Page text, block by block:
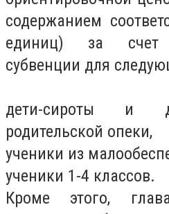
содержанием
единиц) за счет
субвенции для
дети-сироты и
родительской опеки,
ученики из
ученики 1-4 классов.
Кроме этого,